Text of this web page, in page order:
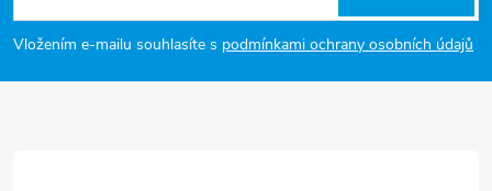
v
p
a
Vložením e-mailu souhlasíte s podmínkami ochrany osobních údajů